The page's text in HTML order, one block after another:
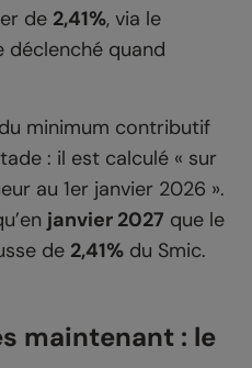
de 2,41%, via le
déclenché quand
minimum contributif
: il est calculé « sur
au 1er janvier 2026 ».
janvier 2027 que le
de 2,41% du Smic.
maintenant : le